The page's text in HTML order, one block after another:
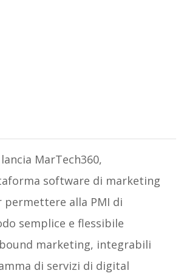
MarTech360,
software di marketing
alla PMI di
semplice e flessibile
marketing, integrabili
di servizi di digital